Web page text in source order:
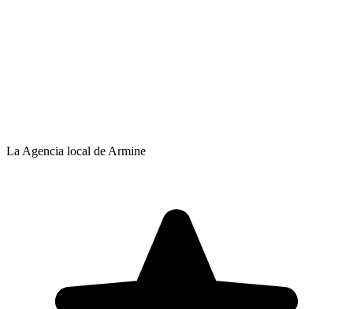
La Agencia local de Armine